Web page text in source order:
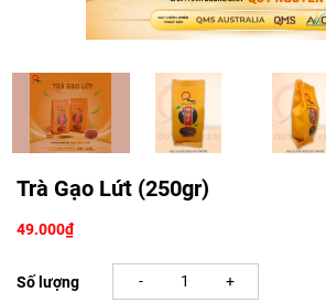
Trà Gạo Lứt (250gr)
49.000₫
Số lượng